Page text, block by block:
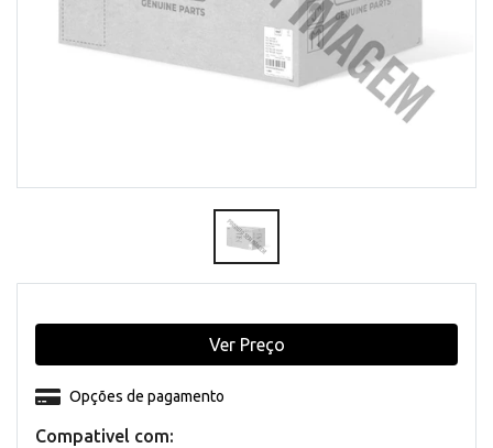
Compativel com:
Opções de pagamento
Ver Preço